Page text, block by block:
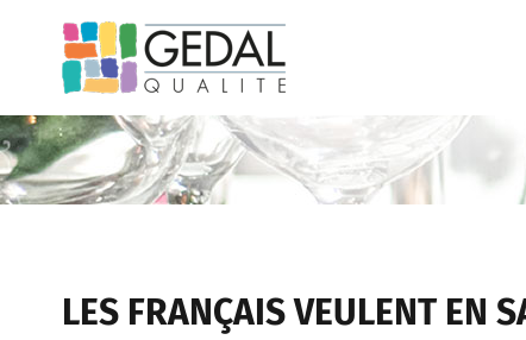
contenu
LES FRANÇAIS VEULENT EN